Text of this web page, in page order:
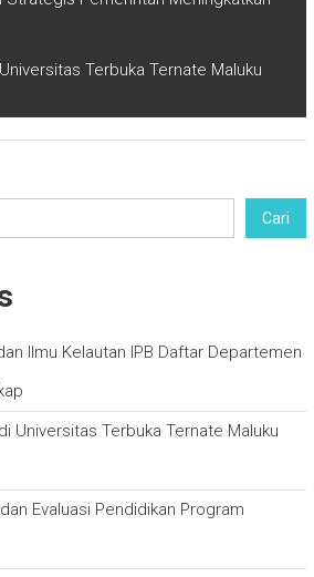
Terbuka Ternate Maluku
Cari
Ilmu Kelautan IPB Daftar Departemen
Universitas Terbuka Ternate Maluku
Evaluasi Pendidikan Program